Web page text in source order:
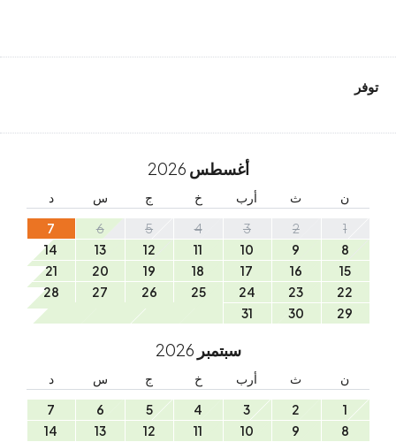
توفر
أغسطس 2026
ن ث أرب خ ج س
د
1
2
3
4
5
6
7
8
9
10
11
12
13
14
15
16
17
18
19
20
21
22
23
24
25
26
27
28
29
30
31
سبتمبر 2026
ن ث أرب خ ج س
د
1
2
3
4
5
6
7
8
9
10
11
12
13
14